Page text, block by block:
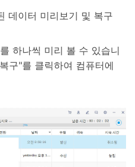
데이터 미리보기 및 복구
하나씩 미리 볼 수 있습니
구"를 클릭하여 컴퓨터에